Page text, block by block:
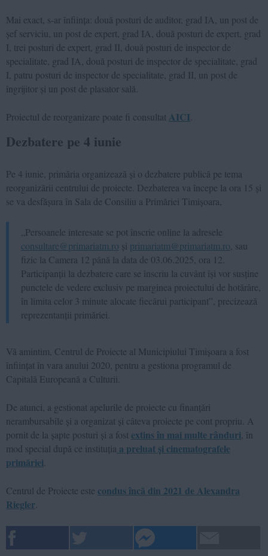
Mai exact, s-ar înființa: două posturi de auditor, grad IA, un post de
șef serviciu, un post de expert, grad IA, două posturi de expert, grad
I, trei posturi de expert, grad II, două posturi de inspector de
specialitate, grad IA, două posturi de inspector de specialitate, grad
I, patru posturi de inspector de specialitate, grad II, un post de
îngrijitor și un post de plasator sală.
Proiectul de reorganizare poate fi consultat AICI
Dezbatere pe 4 iunie
Pe 4 iunie, primăria organizează și o dezbatere publică pe tema
reorganizării centrului de proiecte. Dezbaterea va începe la ora 15 și
se va desfășura în Sala de Consiliu a Primăriei Timișoara,
„Persoanele interesate se pot înscrie online la adresele
consultare@primariatm.ro și primariatm@primariatm.ro , sau
fizic la Camera 12 până la data de 03.06.2025, ora 12.
Participanții la dezbatere care se înscriu la cuvânt își vor susține
punctele de vedere exclusiv pe marginea proiectului de hotărâre,
în limita celor 3 minute alocate fiecărui participant”, precizează
reprezentanții primăriei.
Vă amintim, Centrul de Proiecte al Municipiului Timișoara a fost
înființat în vara anului 2020, pentru a gestiona programul de
Capitală Europeană a Culturii.
De atunci, a gestionat apelurile de proiecte cu finanțări
nerambursabile și a organizat și câteva proiecte pe cont propriu. A
pornit de la șapte posturi și a fost extins în mai multe rânduri , în
mod special după ce instituția a preluat și cinematografele
primăriei
Centrul de Proiecte este condus încă din 2021 de Alexandra
Riegler